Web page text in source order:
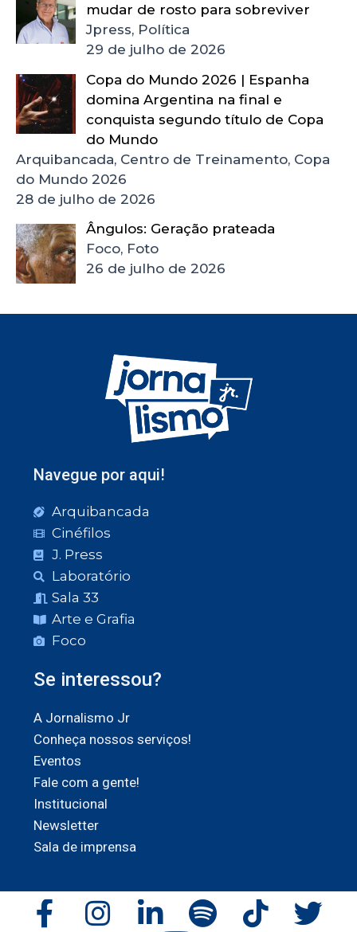
mudar de rosto para sobreviver
Jpress, Política
29 de julho de 2026
Copa do Mundo 2026 | Espanha
domina Argentina na final e
conquista segundo título de Copa
do Mundo
Arquibancada, Centro de Treinamento, Copa
do Mundo 2026
28 de julho de 2026
Ângulos: Geração prateada
Foco, Foto
26 de julho de 2026
Navegue por aqui!
Arquibancada
Cinéfilos
J. Press
Laboratório
Sala 33
Arte e Grafia
Foco
Se interessou?
A Jornalismo Jr
Conheça nossos serviços!
Eventos
Fale com a gente!
Institucional
Newsletter
Sala de imprensa